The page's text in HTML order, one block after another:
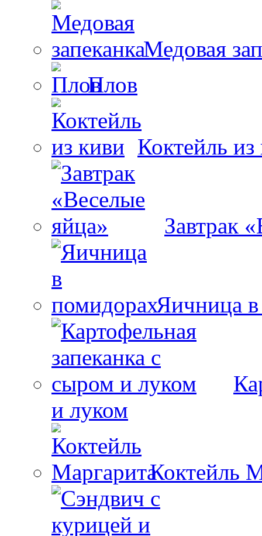
Медовая
Плов
Коктейль из
Завтрак
Яичница
и луком
Коктейль